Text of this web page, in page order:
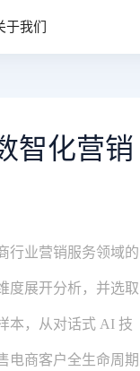
于我们
智化营销
行业营销服务领域的
度展开分析，并选取
本，从对话式 AI 技
电商客户全生命周期